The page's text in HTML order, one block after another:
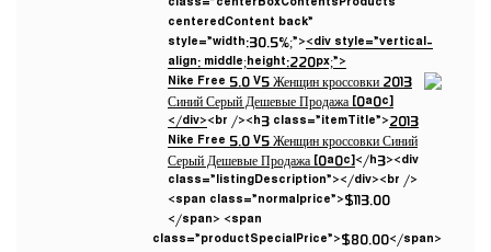
class=”centerBoxContentsProducts
centeredContent back”
style=”width:30.5%;”><div style=”vertical-
align: middle;height:220px;”>
</div><br /><h3 class=”itemTitle”>2013
Nike Free 5.0 V5 Женщин кроссовки Синий
Серый Дешевые Продажа [0a0c]</h3><div
class=”listingDescription”></div><br />
<span class=”normalprice”>$113.00
</span> <span
class=”productSpecialPrice”>$80.00</span>